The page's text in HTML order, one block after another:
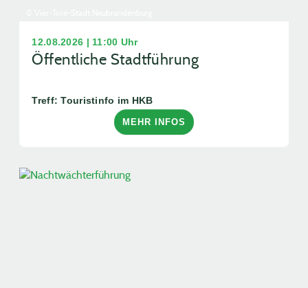
12.08.2026 | 11:00 Uhr
Öffentliche Stadtführung
Treff: Touristinfo im HKB
MEHR INFOS